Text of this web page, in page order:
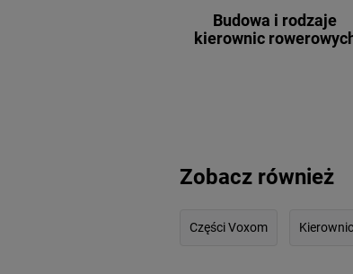
Budowa i rodzaje
kierownic
Zobacz również
Części Voxom